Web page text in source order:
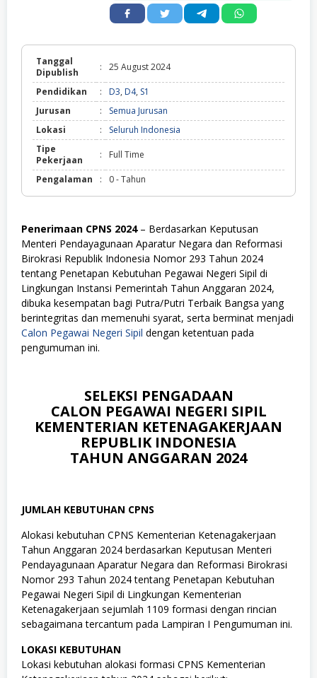
Tanggal
Dipublish
: 25 August 2024
Pendidikan : D3, D4, S1
Jurusan
:
Semua Jurusan
Lokasi
:
Seluruh Indonesia
Tipe
Pekerjaan
: Full Time
Pengalaman : 0 - Tahun
Penerimaan CPNS 2024– Berdasarkan Keputusan
Menteri Pendayagunaan Aparatur Negara dan Reformasi
Birokrasi Republik Indonesia Nomor 293 Tahun 2024
tentang Penetapan Kebutuhan Pegawai Negeri Sipil di
Lingkungan Instansi Pemerintah Tahun Anggaran 2024,
dibuka kesempatan bagi Putra/Putri Terbaik Bangsa yang
berintegritas dan memenuhi syarat, serta berminat menjadi
Calon Pegawai Negeri Sipil dengan ketentuan pada
pengumuman ini.
SELEKSI PENGADAAN
CALON PEGAWAI NEGERI SIPIL
KEMENTERIAN KETENAGAKERJAAN
REPUBLIK INDONESIA
TAHUN ANGGARAN 2024
JUMLAH KEBUTUHAN CPNS
Alokasi kebutuhan CPNS Kementerian Ketenagakerjaan
Tahun Anggaran 2024 berdasarkan Keputusan Menteri
Pendayagunaan Aparatur Negara dan Reformasi Birokrasi
Nomor 293 Tahun 2024 tentang Penetapan Kebutuhan
Pegawai Negeri Sipil di Lingkungan Kementerian
Ketenagakerjaan sejumlah 1109 formasi dengan rincian
sebagaimana tercantum pada Lampiran I Pengumuman ini.
LOKASI KEBUTUHAN
Lokasi kebutuhan alokasi formasi CPNS Kementerian